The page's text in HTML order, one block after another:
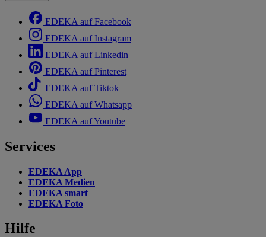
EDEKA auf Facebook
EDEKA auf Instagram
EDEKA auf Linkedin
EDEKA auf Pinterest
EDEKA auf Tiktok
EDEKA auf Whatsapp
EDEKA auf Youtube
Services
EDEKA App
EDEKA Medien
EDEKA smart
EDEKA Foto
Hilfe